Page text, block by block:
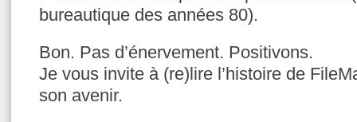
bureautique des années 80).
Bon. Pas d’énervement. Positivons.
Je vous invite à (re)lire l’histoire de
son avenir.